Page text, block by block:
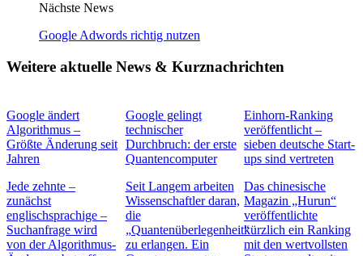
Nächste News
Google Adwords richtig nutzen
Weitere aktuelle News & Kurznachrichten
Google ändert
Algorithmus –
Größte Änderung seit
Jahren
Jede zehnte –
zunächst
englischsprachige –
Suchanfrage wird
von der Algorithmus-
Google gelingt
technischer
Durchbruch: der erste
Quantencomputer
Seit Langem arbeiten
Wissenschaftler daran,
die
„Quantenüberlegenheit“
zu erlangen. Ein
Einhorn-Ranking
veröffentlicht –
sieben deutsche Start-
ups sind vertreten
Das chinesische
Magazin „Hurun“
veröffentlichte
kürzlich ein Ranking
mit den wertvollsten